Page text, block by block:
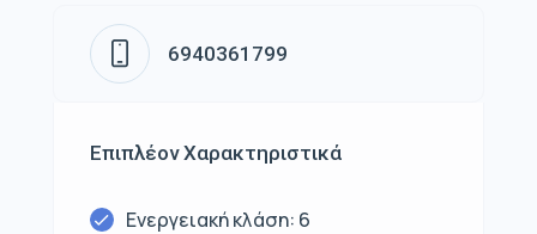
6940361799
Επιπλέον Χαρακτηριστικά
Ενεργειακή κλάση: 6